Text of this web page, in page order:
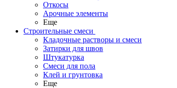
Откосы
Арочные элементы
Еще
Строительные смеси
Кладочные растворы и смеси
Затирки для швов
Штукатурка
Смеси для пола
Клей и грунтовка
Еще